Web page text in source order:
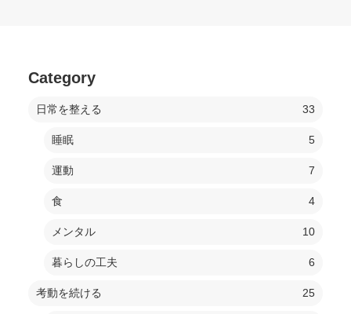
Category
日常を整える 33
睡眠 5
運動 7
食 4
メンタル 10
暮らしの工夫 6
考動を続ける 25